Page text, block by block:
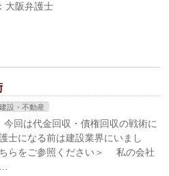
大阪弁護士
建設・不動産
は代金回収・債権回収の戦術に
になる前は建設業界にいまし
らをご参照ください＞ 私の会社